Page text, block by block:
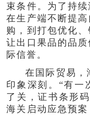
束条件。为了持
在生产端不断提
购，到打包优化、
让出口果品的品
际信誉。
在国际贸易，
印象深刻。“有一
了关，证书条形
海关启动应急预案